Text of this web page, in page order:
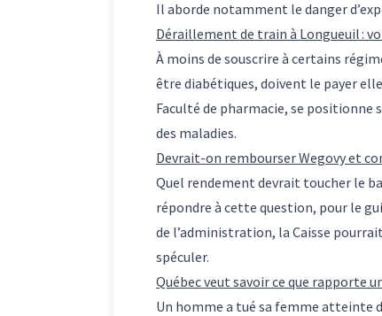
Il aborde notamment le danger
Déraillement de train à Longueuil :
À moins de souscrire à certains
être diabétiques, doivent le payer
Faculté de pharmacie, se positionne
des maladies.
Devrait-on rembourser Wegovy et
Quel rendement devrait toucher le
répondre à cette question, pour le
de l’administration, la Caisse
spéculer.
Québec veut savoir ce que rapporte
Un homme a tué sa femme atteinte